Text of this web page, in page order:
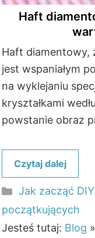
Haft
Haft diamentowy,
jest wspaniałym
na wyklejaniu
kryształkami
powstanie obraz
Czytaj dalej
Kategorie
Jak zacząć
początkujących
Jesteś tutaj: Blog »